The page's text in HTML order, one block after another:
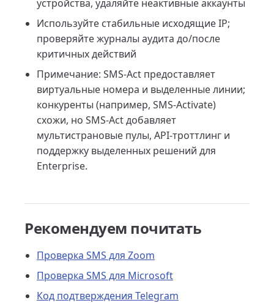
устройства, удаляйте неактивные аккаунты
Используйте стабильные исходящие IP;
проверяйте журналы аудита до/после
критичных действий
Примечание: SMS-Act предоставляет
виртуальные номера и выделенные линии;
конкуренты (например, SMS-Activate)
схожи, но SMS-Act добавляет
мультистрановые пулы, API-троттлинг и
поддержку выделенных решений для
Enterprise.
Рекомендуем почитать
Проверка SMS для Zoom
Проверка SMS для Microsoft
Код подтверждения Telegram